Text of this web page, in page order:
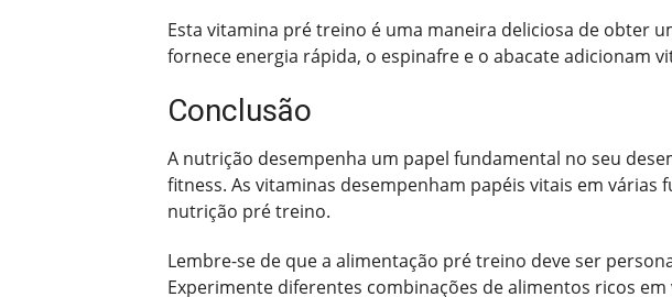
Esta vitamina pré treino é uma maneira deliciosa de obter
fornece energia rápida, o espinafre e o abacate adicionam
Conclusão
A nutrição desempenha um papel fundamental no seu
fitness. As vitaminas desempenham papéis vitais em
nutrição pré treino.
Lembre-se de que a alimentação pré treino deve ser
Experimente diferentes combinações de alimentos ricos